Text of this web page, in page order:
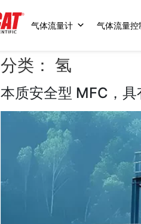
气体流量计 气体流量控
分类： 氢
本质安全型 MFC，